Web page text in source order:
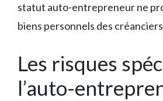
statut auto-entrepreneur ne
biens personnels des
Les risques
l’auto-